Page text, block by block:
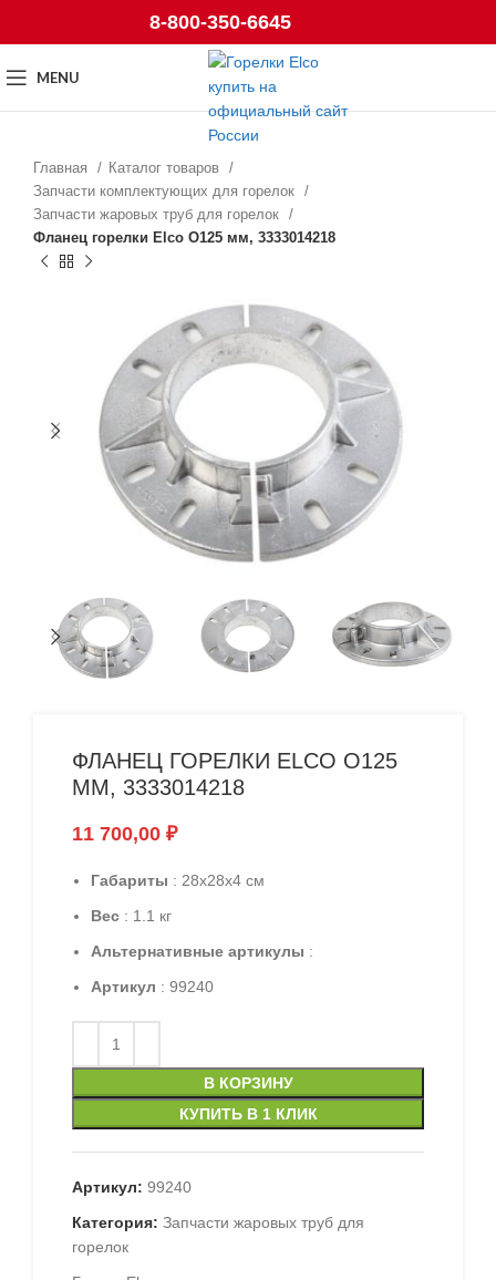
8-800-350-6645
MENU
Главная
Каталог товаров
Запчасти комплектующих для горелок
Запчасти жаровых труб для горелок
Фланец горелки Elco O125 мм, 3333014218
ФЛАНЕЦ ГОРЕЛКИ ELCO O125
ММ, 3333014218
11 700,00 ₽
Габариты : 28x28x4 см
Вес : 1.1 кг
Альтернативные артикулы :
Артикул : 99240
В КОРЗИНУ
КУПИТЬ В 1 КЛИК
Артикул: 99240
Категория: Запчасти жаровых труб для
горелок